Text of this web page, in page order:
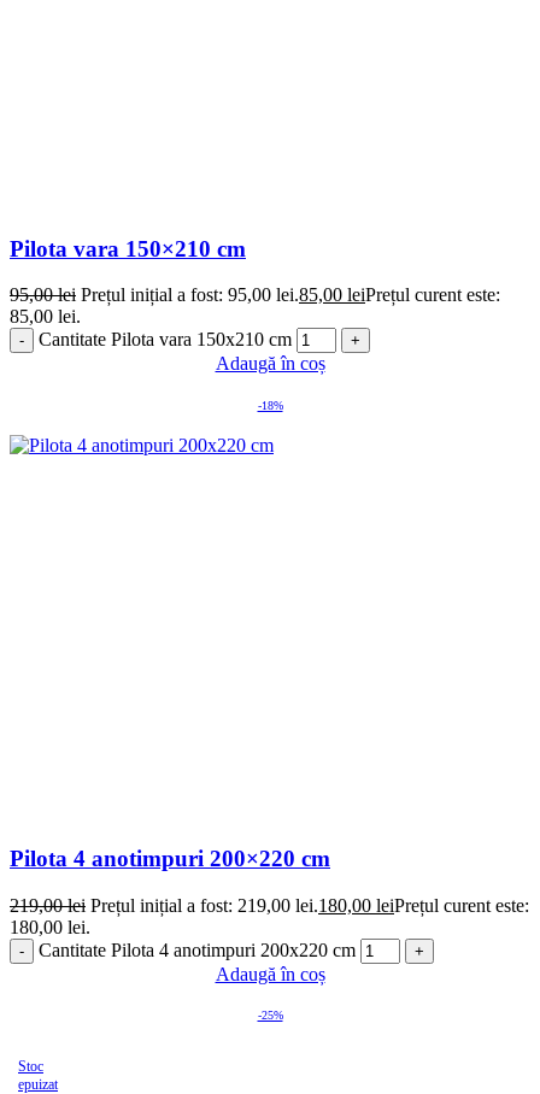
Pilota vara 150×210 cm
95,00lei Prețul inițial a fost: 95,00 lei.85,00 leiPrețul curent este:
85,00 lei.
Cantitate Pilota vara 150x210 cm
Adaugă în coș
-18%
Pilota 4 anotimpuri 200×220 cm
219,00lei Prețul inițial a fost: 219,00 lei.180,00 leiPrețul curent este:
180,00 lei.
Cantitate Pilota 4 anotimpuri 200x220 cm
Adaugă în coș
-25%
Stoc
epuizat